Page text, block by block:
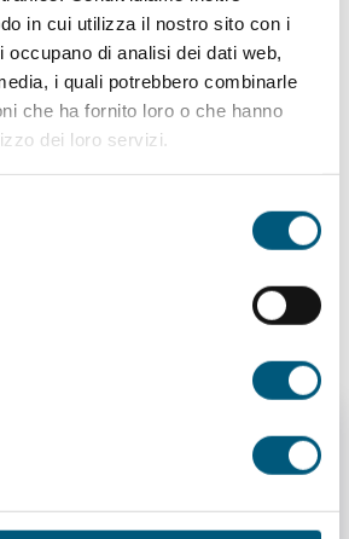
in cui utilizza il nostro sito con i
occupano di analisi dei dati web,
i quali potrebbero combinarle
che ha fornito loro o che hanno
dei loro servizi.
23